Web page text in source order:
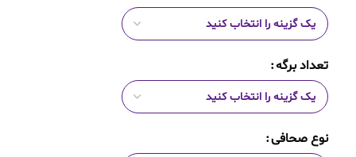
تعداد برگه
نوع صحافی